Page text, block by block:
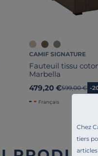
Chez
tiers
CAMIF SIGNATURE
Fauteuil tissu
Marbella
479,20 €Ancien prix
599,00 € -
Français